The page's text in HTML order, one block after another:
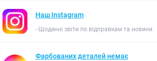
Наш Instagram
- Щоденні звіти по відправкам та новини
Фарбованих деталей немає